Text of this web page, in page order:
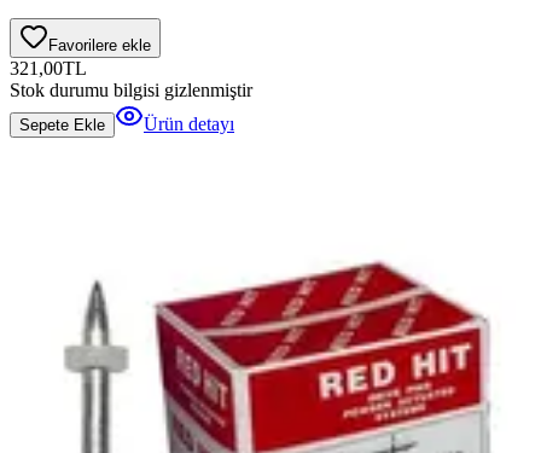
Favorilere ekle
321,00TL
Stok durumu bilgisi gizlenmiştir
Sepete Ekle Ürün detayı